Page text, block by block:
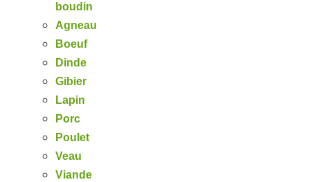
boudin
Agneau
Boeuf
Dinde
Gibier
Lapin
Porc
Poulet
Veau
Viande